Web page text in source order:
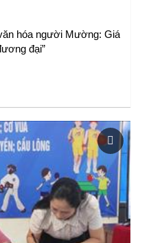
hóa người Mường: Giá
đại”